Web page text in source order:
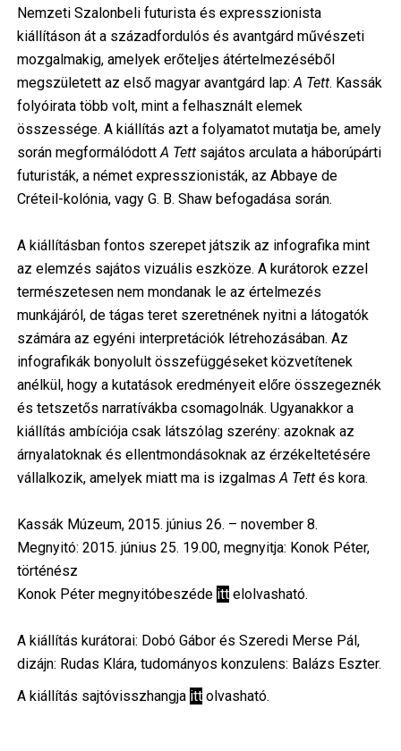
Nemzeti Szalonbeli futurista és expresszionista
kiállításon át a századfordulós és avantgárd művészeti
mozgalmakig, amelyek erőteljes átértelmezéséből
megszületett az első magyar avantgárd lap:A Tett. Kassák
folyóirata több volt, mint a felhasznált elemek
összessége. A kiállítás azt a folyamatot mutatja be, amely
során megformálódottA Tettsajátos arculata a háborúpárti
futuristák, a német expresszionisták, az Abbaye de
Créteil-kolónia, vagy G. B. Shaw befogadása során.
A kiállításban fontos szerepet játszik az infografika mint
az elemzés sajátos vizuális eszköze. A kurátorok ezzel
természetesen nem mondanak le az értelmezés
munkájáról, de tágas teret szeretnének nyitni a látogatók
számára az egyéni interpretációk létrehozásában. Az
infografikák bonyolult összefüggéseket közvetítenek
anélkül, hogy a kutatások eredményeit előre összegeznék
és tetszetős narratívákba csomagolnák. Ugyanakkor a
kiállítás ambíciója csak látszólag szerény: azoknak az
árnyalatoknak és ellentmondásoknak az érzékeltetésére
vállalkozik, amelyek miatt ma is izgalmasA Tettés kora.
Kassák Múzeum, 2015. június 26. – november 8.
Megnyitó: 2015. június 25. 19.00, megnyitja: Konok Péter,
történész
Konok Péter megnyitóbeszéde ittelolvasható.
A kiállítás kurátorai: Dobó Gábor és Szeredi Merse Pál,
dizájn: Rudas Klára, tudományos konzulens: Balázs Eszter.
A kiállítás sajtóvisszhangja ittolvasható.